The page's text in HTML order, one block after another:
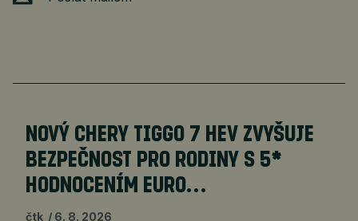
NOVÝ CHERY TIGGO 7 HEV ZVYŠUJE
BEZPEČNOST PRO RODINY S 5*
HODNOCENÍM EURO…
čtk 6. 8. 2026